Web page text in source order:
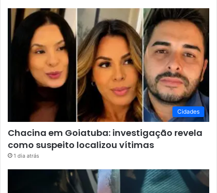
Cidades
Chacina em Goiatuba: investigação revela
como suspeito localizou vítimas
1 dia atrás